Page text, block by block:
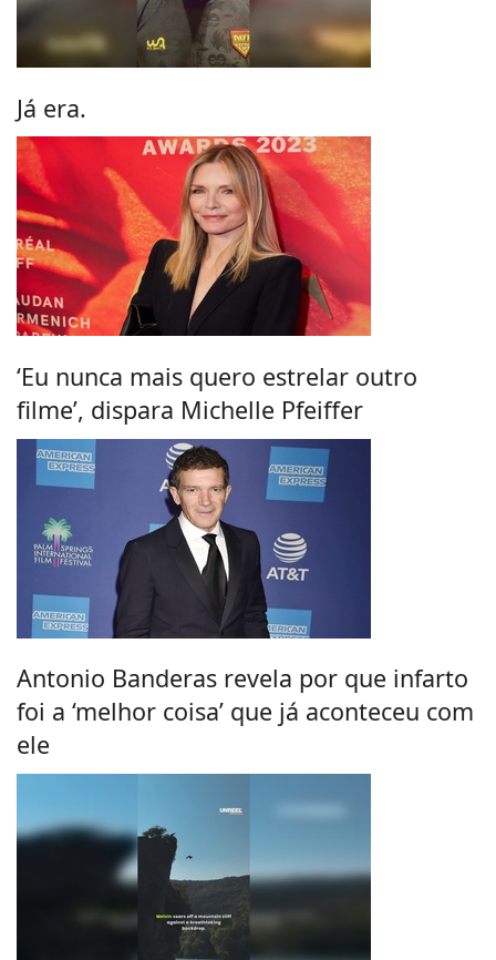
Já era.
‘Eu nunca mais quero estrelar outro
filme’, dispara Michelle Pfeiffer
Antonio Banderas revela por que infarto
foi a ‘melhor coisa’ que já aconteceu com
ele